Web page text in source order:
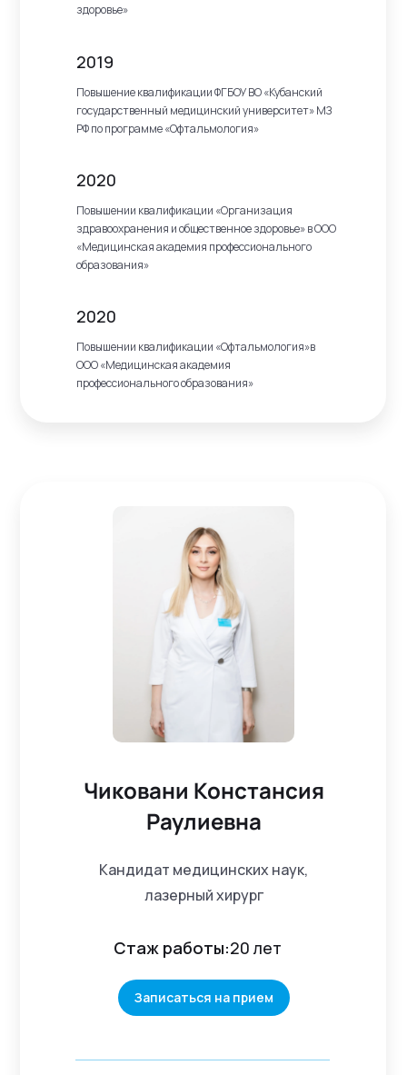
здоровье»
2019
Повышение квалификации ФГБОУ ВО «Кубанский
государственный медицинский университет» МЗ
РФ по программе «Офтальмология»
2020
Повышении квалификации «Организация
здравоохранения и общественное здоровье» в ООО
«Медицинская академия профессионального
образования»
2020
Повышении квалификации «Офтальмология»в
ООО «Медицинская академия
профессионального образования»
Чиковани Констансия
Раулиевна
Кандидат медицинских наук,
лазерный хирург
Стаж работы:20 лет
Записаться на прием